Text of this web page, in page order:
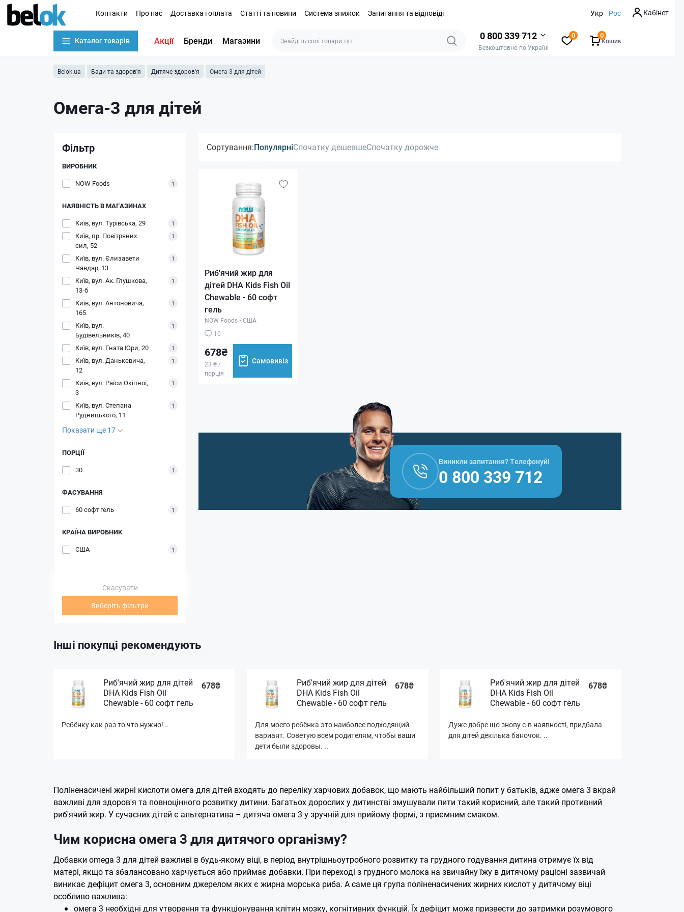
Контакти Про нас Доставка і оплата Статті та новини Система знижок Запитання та відповіді Укр Рос Кабінет
Каталог товарів Акції Бренди Магазини 0 800 339 712
Безкоштовно по Україні
0
Кошик
0
Belok.ua Бади та здоров'я Дитяче здоров'я Омега-3 для дітей
Омега-3 для дітей
Фільтр
ВИРОБНИК
NOW Foods
1
НАЯВНІСТЬ В МАГАЗИНАХ
Київ, вул. Турівська, 29
1
Київ, пр. Повітряних
сил, 52
1
Київ, вул. Єлизавети
Чавдар, 13
1
Київ, вул. Ак. Глушкова,
13-б
1
Київ, вул. Антоновича,
165
1
Київ, вул.
Будівельників, 40
1
Київ, вул. Гната Юри, 20 1
Київ, вул. Данькевича,
12
1
Київ, вул. Раїси Окіпної,
3
1
Київ, вул. Степана
Рудницького, 11
1
Показати ще 17
ПОРЦІЇ
30
1
ФАСУВАННЯ
60 софт гель
1
КРАЇНА ВИРОБНИК
США
1
Скасувати
Виберіть фільтри
Сортування:ПопулярніСпочатку дешевшеСпочатку дорожче
Риб'ячий жир для
дітей DHA Kids Fish Oil
Chewable - 60 софт
гель
NOW Foods • США
10
678₴
23 ₴ /
порція
Самовивіз
Виникли запитання? Телефонуй!
0 800 339 712
Інші покупці рекомендують
Риб'ячий жир для дітей
DHA Kids Fish Oil
Chewable - 60 софт гель
678₴
Ребёнку как раз то что нужно! ..
Риб'ячий жир для дітей
DHA Kids Fish Oil
Chewable - 60 софт гель
678₴
Для моего ребёнка это наиболее подходящий
вариант. Советую всем родителям, чтобы ваши
дети были здоровы. ..
Риб'ячий жир для дітей
DHA Kids Fish Oil
Chewable - 60 софт гель
678₴
Дуже добре що знову є в наявності, придбала
для дітей декілька баночок. ..
Поліненасичені жирні кислоти омега для дітей входять до переліку харчових добавок, що мають найбільший попит у батьків, адже омега 3 вкрай
важливі для здоров'я та повноцінного розвитку дитини. Багатьох дорослих у дитинстві змушували пити такий корисний, але такий противний
риб'ячий жир. У сучасних дітей є альтернатива – дитяча омега 3 у зручній для прийому формі, з приємним смаком.
Чим корисна омега 3 для дитячого організму?
Добавки omega 3 для дітей важливі в будь-якому віці, в період внутрішньоутробного розвитку та грудного годування дитина отримує їх від
матері, якщо та збалансовано харчується або приймає добавки. При переході з грудного молока на звичайну їжу в дитячому раціоні зазвичай
виникає дефіцит омега 3, основним джерелом яких є жирна морська риба. А саме ця група поліненасичених жирних кислот у дитячому віці
особливо важлива:
омега 3 необхідні для утворення та функціонування клітин мозку, когнітивних функцій. Їх дефіцит може призвести до затримки розумового